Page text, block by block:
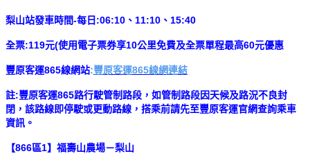
梨山站發車時間-每日:06:10、11:10、15:40
全票:119元(使用電子票券享10公里免費及全票單程最高60元優惠
豐原客運865線網站:豐原客運865線網連結
註:豐原客運865路行駛管制路段，如管制路段因天候及路況不良封
閉，該路線即停駛或更動路線，搭乘前請先至豐原客運官網查詢乘車
資訊。
【866區1】福壽山農場－梨山